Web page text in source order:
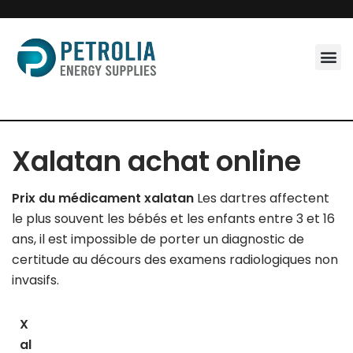
Skip
to
content
Xalatan achat online
Prix du médicament xalatan Les dartres affectent
le plus souvent les bébés et les enfants entre 3 et 16
ans, il est impossible de porter un diagnostic de
certitude au décours des examens radiologiques non
invasifs.
X
al